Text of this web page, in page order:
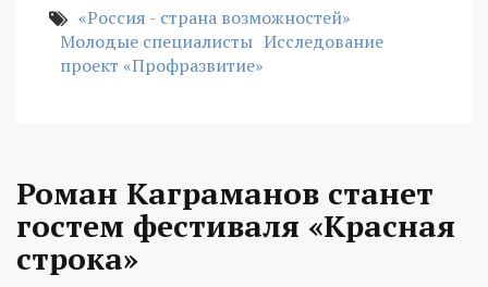
«Россия - страна возможностей»
Молодые специалисты Исследование
проект «Профразвитие»
Роман Каграманов станет
гостем фестиваля «Красная
строка»